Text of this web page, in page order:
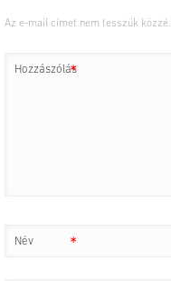
Az e-mail címet nem tesszük közzé.
Hozzászólás
*
Név *